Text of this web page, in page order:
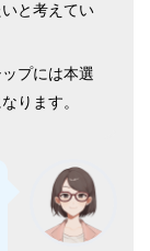
と考えてい
プには本選
ります。